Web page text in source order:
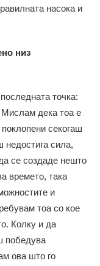
насока и
низ
точка:
Мислам дека тоа е
секогаш
недостига сила,
се создаде нешто
времето, така
и
тоа со кое
Колку и да
победува
ова што го